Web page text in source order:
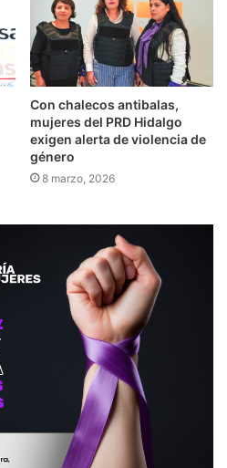
Con chalecos antibalas,
mujeres del PRD Hidalgo
exigen alerta de violencia de
género
8 marzo, 2026